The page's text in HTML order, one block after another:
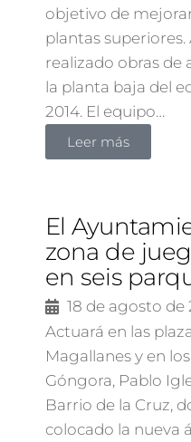
objetivo de
plantas superiores.
realizado obras
la planta baja del
2014. El equipo…
Leer más
El
zona de
en seis
18 de agosto de
Actuará en las
Magallanes y en
Góngora, Pablo
Barrio de la Cruz,
colocado la nueva